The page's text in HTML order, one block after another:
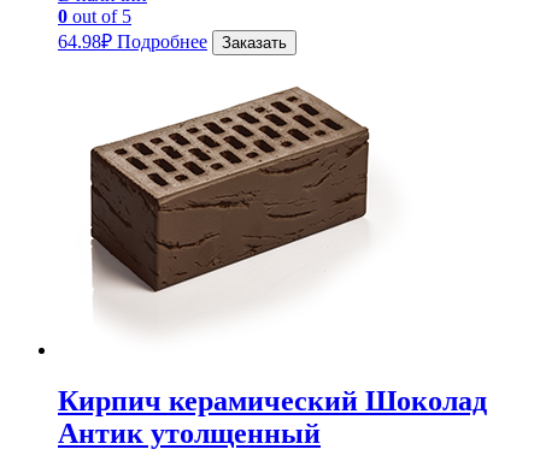
0 out of 5
64.98₽ Подробнее Заказать
Кирпич керамический Шоколад
Антик утолщенный